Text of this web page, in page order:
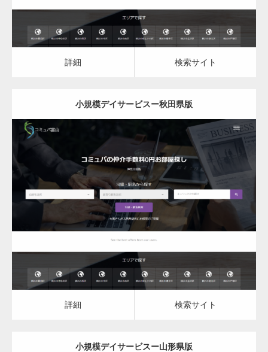
詳細 検索サイト
小規模デイサービスー秋田県版
更新日： 2023.03.09
小規模デイサービス
詳細 検索サイト
詳細 検索サイト
小規模デイサービスー山形県版